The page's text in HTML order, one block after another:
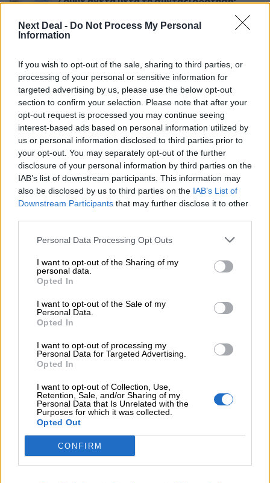
Next Deal - Do Not Process My Personal
Information
If you wish to opt-out of the sale, sharing to third parties, or
processing of your personal or sensitive information for
targeted advertising by us, please use the below opt-out
section to confirm your selection. Please note that after your
opt-out request is processed you may continue seeing
interest-based ads based on personal information utilized by
us or personal information disclosed to third parties prior to
your opt-out. You may separately opt-out of the further
disclosure of your personal information by third parties on the
IAB’s list of downstream participants. This information may
also be disclosed by us to third parties on the IAB’s List of
Downstream Participants that may further disclose it to other
Personal Data Processing Opt Outs
I want to opt-out of the Sharing of my
personal data.
Opted In
I want to opt-out of the Sale of my
Personal Data.
Opted In
I want to opt-out of processing my
Personal Data for Targeted Advertising.
Opted In
I want to opt-out of Collection, Use,
Retention, Sale, and/or Sharing of my
Personal Data that Is Unrelated with the
Purposes for which it was collected.
Opted Out
CONFIRM
Προηγούμενη σελίδα
Current page
1 Next page
Ροή ειδήσεων Δημοφιλή
22:39
10.000 φορές η διεθνής επιστημονική κοινότητα παρέπεμψε
στο έργο του – Ποιος είναι ο Έλληνας χειρουργός Χρήστος
Κοντοβουνήσιος
Μιχάλης Τάτσης, Insurance & Healthcare Analyst, διευθυντής
06.08.2026 - 13:30
Όταν η επόμενη μέρα είναι στάχτη, τι θα πει ο Ασφαλιστικός
Διαμεσολαβητής στον πελάτη κλάδου υγείας;
06.08.2026 - 12:22
καινοτόμα φάρμακα φτάνει τελικά στην Ελλάδα
Μείωση ασφαλιστικών εισφορών ύψους 240 εκατ. ευρώ
ζητούν οι έμποροι από την Κυβέρνηση
06.08.2026 - 10:45
Ευρώπη: Μπορεί η κλιματική αλλαγή να οδηγήσει σε
ενεργειακή κρίση;